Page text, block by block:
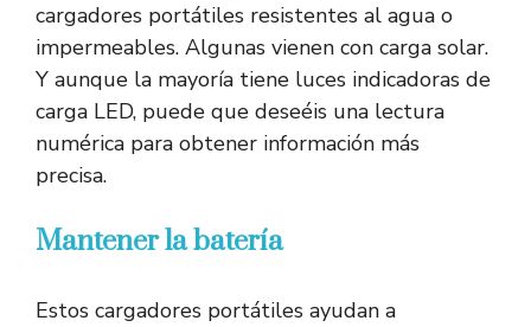
cargadores portátiles resistentes al agua o
impermeables. Algunas vienen con carga solar.
Y aunque la mayoría tiene luces indicadoras de
carga LED, puede que deseéis una lectura
numérica para obtener información más
precisa.
Mantener la batería
Estos cargadores portátiles ayudan a